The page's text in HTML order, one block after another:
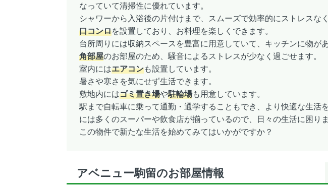
なっていて清掃性に優れています。
シャワーから入浴後の片付けまで、スムーズで効率的にストレスな
口コンロを設置しており、お料理を楽しくできます。
台所周りには収納スペースを豊富に用意していて、キッチンに物が
角部屋のお部屋のため、騒音によるストレスが少なく過ごせます。
室内にはエアコンも設置しています。
暑さや寒さを気にせず生活できます。
敷地内にはゴミ置き場や駐輪場も用意しています。
駅まで自転車に乗って通勤・通学することもでき、より快適な生活
には多くのスーパーや飲食店が揃っているので、日々の生活に困り
この物件で新たな生活を始めてみてはいかがですか？
アベニュー駒留のお部屋情報